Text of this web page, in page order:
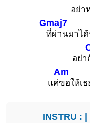
อย่า
Gmaj7
ที่ผ่านมาไ
อย่า
แค่
Am
ขอให้เ
INSTRU : |